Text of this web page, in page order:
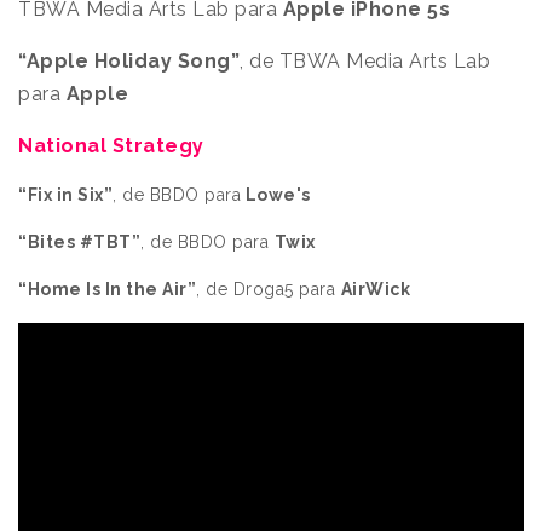
TBWA Media Arts Lab para Apple iPhone 5s
“Apple Holiday Song”, de TBWA Media Arts Lab
para Apple
National Strategy
“Fix in Six” , de BBDO para Lowe's
“Bites #TBT” , de BBDO para Twix
“Home Is In the Air” , de Droga5 para AirWick